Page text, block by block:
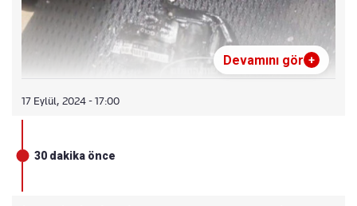
Devamını gör +
17 Eylül, 2024 - 17:00
30 dakika önce